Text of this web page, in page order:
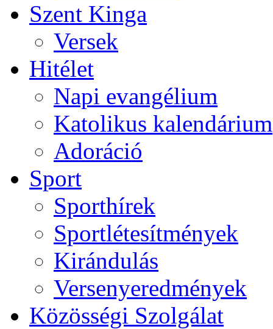
Szent Kinga
Versek
Hitélet
Napi evangélium
Katolikus kalendárium
Adoráció
Sport
Sporthírek
Sportlétesítmények
Kirándulás
Versenyeredmények
Közösségi Szolgálat